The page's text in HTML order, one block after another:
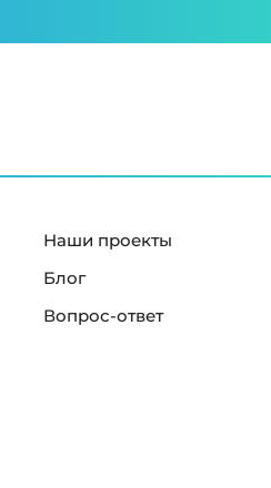
Наши проекты
Блог
Вопрос-ответ